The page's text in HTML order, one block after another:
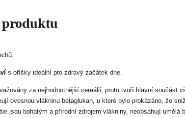
s oříšky ideální pro zdravý začátek dne.
za nejhodnotnější cereálii, proto tvoří hlavní součást
ovesnou vlákninu betaglukan, u které bylo prokázáno, že
jsou bohatým a přírodní zdrojem vlákniny, neobsahují umělá